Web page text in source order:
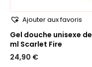
Ajouter aux favoris
Gel douche unisexe
ml Scarlet Fire
24,90 €